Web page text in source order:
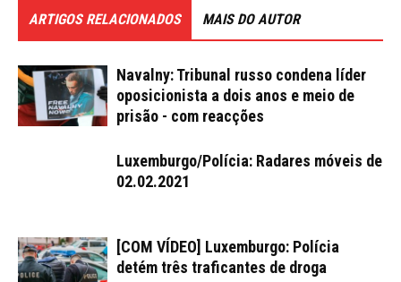
ARTIGOS RELACIONADOS MAIS DO AUTOR
Navalny: Tribunal russo condena líder
oposicionista a dois anos e meio de
prisão - com reacções
Luxemburgo/Polícia: Radares móveis de
02.02.2021
[COM VÍDEO] Luxemburgo: Polícia
detém três traficantes de droga